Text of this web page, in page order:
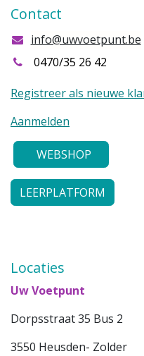
Contact
info@uwvoetpunt.be
0470/35 26 42
Registreer als nieuwe
Aanmelden
WEBSHOP
LEERPLATFORM
Locaties
Uw Voetpunt
Dorpsstraat 35 Bus 2
3550 Heusden- Zolder